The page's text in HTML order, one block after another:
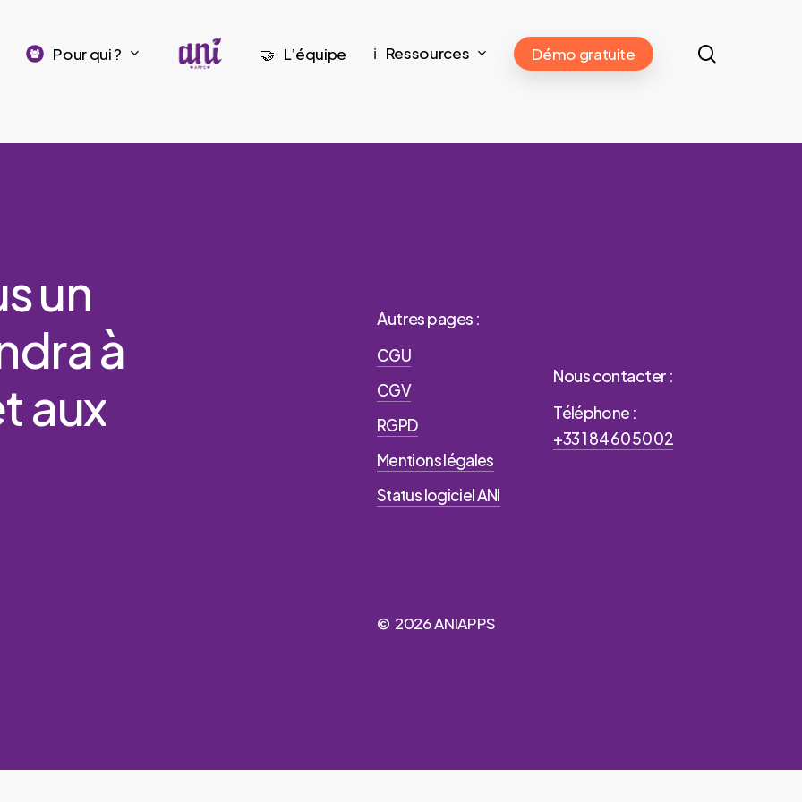
Pour qui ? 🤝 L’équipe ℹ️ Ressources Démo gratuite
un
à
aux
Autres pages :
CGU
CGV
RGPD
Mentions légales
Status logiciel ANI
Nous contacter :
Téléphone :
+33 1 84 60 50 02
© 2026ANIAPPS